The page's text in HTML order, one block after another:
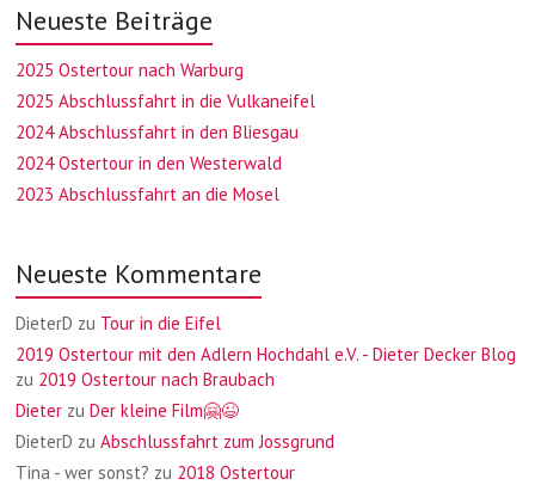
Neueste Beiträge
2025 Ostertour nach Warburg
2025 Abschlussfahrt in die Vulkaneifel
2024 Abschlussfahrt in den Bliesgau
2024 Ostertour in den Westerwald
2023 Abschlussfahrt an die Mosel
Neueste Kommentare
DieterD zu Tour in die Eifel
2019 Ostertour mit den Adlern Hochdahl e.V. - Dieter Decker Blog
zu 2019 Ostertour nach Braubach
Dieter zuDer kleine Film🤗😉
DieterD zuAbschlussfahrt zum Jossgrund
Tina - wer sonst? zu 2018 Ostertour